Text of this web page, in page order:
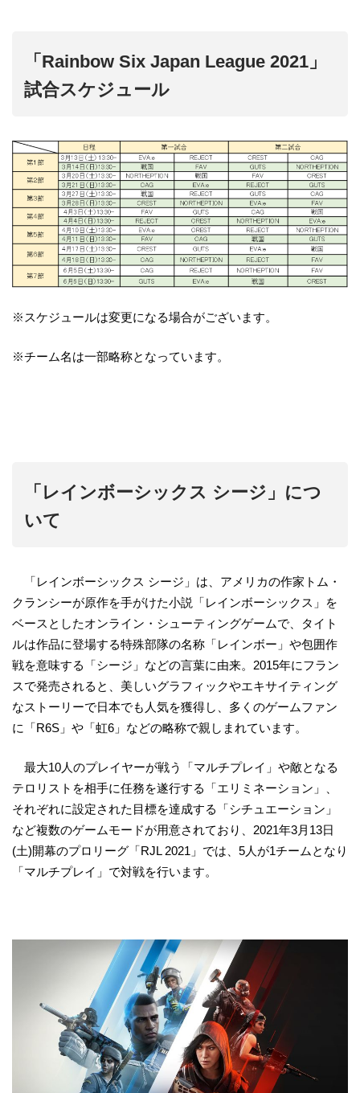
「Rainbow Six Japan League 2021」
試合スケジュール
※スケジュールは変更になる場合がございます。
※チーム名は一部略称となっています。
「レインボーシックス シージ」につ
いて
「レインボーシックス シージ」は、アメリカの作家トム・
クランシーが原作を手がけた小説「レインボーシックス」を
ベースとしたオンライン・シューティングゲームで、タイト
ルは作品に登場する特殊部隊の名称「レインボー」や包囲作
戦を意味する「シージ」などの言葉に由来。2015年にフラン
スで発売されると、美しいグラフィックやエキサイティング
なストーリーで日本でも人気を獲得し、多くのゲームファン
に「R6S」や「虹6」などの略称で親しまれています。
最大10人のプレイヤーが戦う「マルチプレイ」や敵となる
テロリストを相手に任務を遂行する「エリミネーション」、
それぞれに設定された目標を達成する「シチュエーション」
など複数のゲームモードが用意されており、2021年3月13日
(土)開幕のプロリーグ「RJL 2021」では、5人が1チームとなり
「マルチプレイ」で対戦を行います。